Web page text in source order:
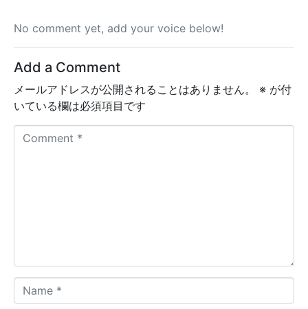
を
て
だ
No comment yet, add your voice below!
Add a Comment
メールアドレスが公開されることはありません。 ※ が付
いている欄は必須項目です
a